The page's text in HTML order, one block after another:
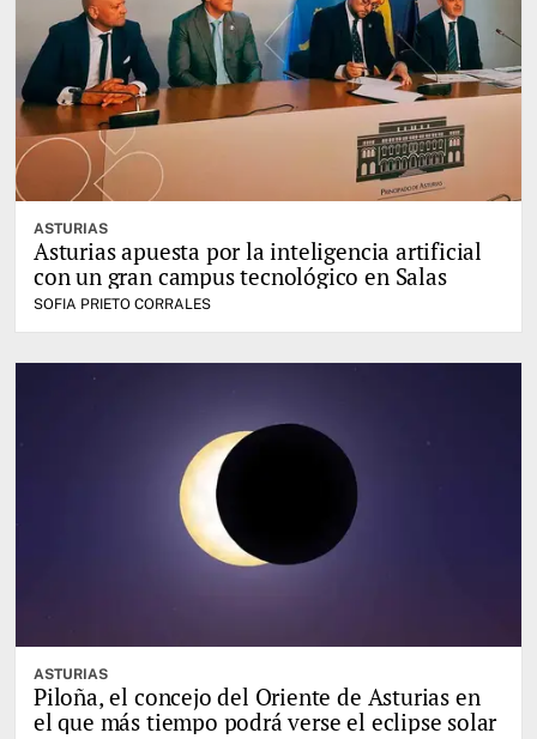
ASTURIAS
Asturias apuesta por la inteligencia artificial
con un gran campus tecnológico en Salas
SOFIA PRIETO CORRALES
ASTURIAS
Piloña, el concejo del Oriente de Asturias en
el que más tiempo podrá verse el eclipse solar